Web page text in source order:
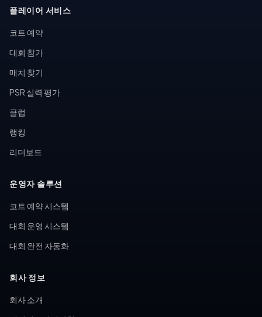
플레이어 서비스
코트 예약
대회 참가
매치 찾기
PSR 실력 평가
클럽
랭킹
리더보드
운영자 솔루션
코트 예약 시스템
대회 운영 시스템
대회 완전 자동화
회사 정보
회사 소개